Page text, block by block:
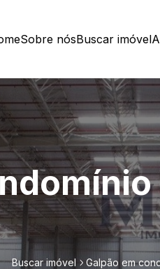
Sobre nósBuscar imóvel
Buscar imóvel Galpão em